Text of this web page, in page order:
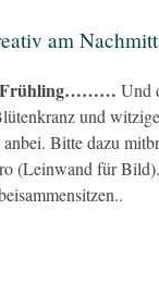
am
Frühling……… Und
und
Bitte dazu
(Leinwand für